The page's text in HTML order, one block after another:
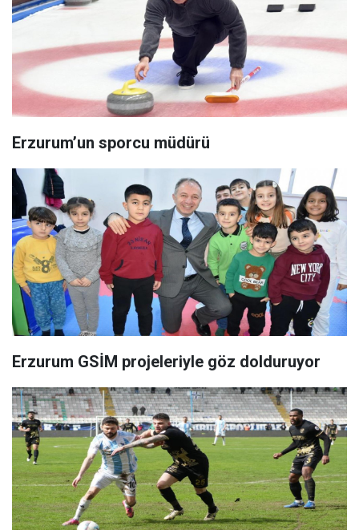
Erzurum’un sporcu müdürü
Erzurum GSİM projeleriyle göz dolduruyor